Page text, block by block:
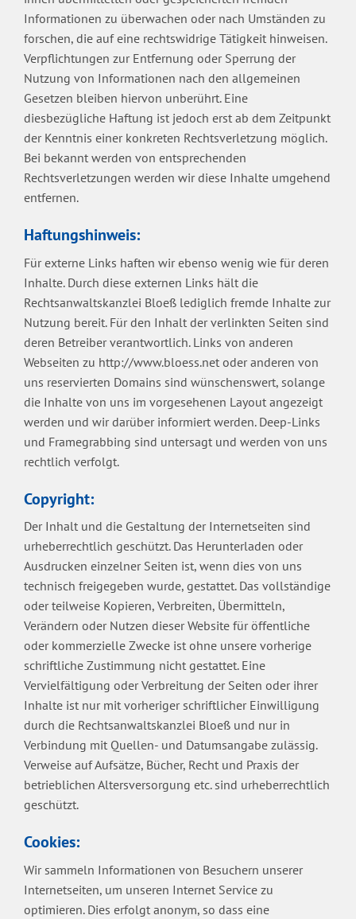
Informationen zu überwachen oder nach Umständen zu
forschen, die auf eine rechtswidrige Tätigkeit hinweisen.
Verpflichtungen zur Entfernung oder Sperrung der
Nutzung von Informationen nach den allgemeinen
Gesetzen bleiben hiervon unberührt. Eine
diesbezügliche Haftung ist jedoch erst ab dem Zeitpunkt
der Kenntnis einer konkreten Rechtsverletzung möglich.
Bei bekannt werden von entsprechenden
Rechtsverletzungen werden wir diese Inhalte umgehend
entfernen.
Haftungshinweis:
Für externe Links haften wir ebenso wenig wie für deren
Inhalte. Durch diese externen Links hält die
Rechtsanwaltskanzlei Bloeß lediglich fremde Inhalte zur
Nutzung bereit. Für den Inhalt der verlinkten Seiten sind
deren Betreiber verantwortlich. Links von anderen
Webseiten zu http://www.bloess.net oder anderen von
uns reservierten Domains sind wünschenswert, solange
die Inhalte von uns im vorgesehenen Layout angezeigt
werden und wir darüber informiert werden. Deep-Links
und Framegrabbing sind untersagt und werden von uns
rechtlich verfolgt.
Copyright:
Der Inhalt und die Gestaltung der Internetseiten sind
urheberrechtlich geschützt. Das Herunterladen oder
Ausdrucken einzelner Seiten ist, wenn dies von uns
technisch freigegeben wurde, gestattet. Das vollständige
oder teilweise Kopieren, Verbreiten, Übermitteln,
Verändern oder Nutzen dieser Website für öffentliche
oder kommerzielle Zwecke ist ohne unsere vorherige
schriftliche Zustimmung nicht gestattet. Eine
Vervielfältigung oder Verbreitung der Seiten oder ihrer
Inhalte ist nur mit vorheriger schriftlicher Einwilligung
durch die Rechtsanwaltskanzlei Bloeß und nur in
Verbindung mit Quellen- und Datumsangabe zulässig.
Verweise auf Aufsätze, Bücher, Recht und Praxis der
betrieblichen Altersversorgung etc. sind urheberrechtlich
geschützt.
Cookies:
Wir sammeln Informationen von Besuchern unserer
Internetseiten, um unseren Internet Service zu
optimieren. Dies erfolgt anonym, so dass eine